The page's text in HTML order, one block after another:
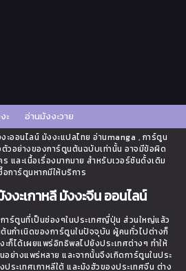
ะ อ่านมังงะวาย
ะออนไลน์ มังงะแปลไทย อ่านmanga , การ์ตูน
วอย่างของการ์ตูนต้นฉบับเท่านั้น อาจมีข้อผิด
และเนื้อเรื่องมากมาย สำหรับเวอร์ชันดั้งเดิม
การ์ตูนหากมีให้บริการ
งะเกาหลี มังงะจีน ออนไลน์
าร์ตูนที่เป็นช่องๆในประเทศญี่ปุ่น ส่วนใหญ่แล้ว
ต้นกำเนิดของการ์ตูนในปัจจุบัน ผู้คนทั่วไปต่างก็
ะก็ได้เผยแพร่อิทธิพลไปยังประเทศต่างๆ ทำให้
อย่างแพร่หลาย และจากนั้นจึงเกิดการ์ตูนในประ
ระเทศเกาหลีใต้ และมังฮัวของประเทศจีน ต่าง